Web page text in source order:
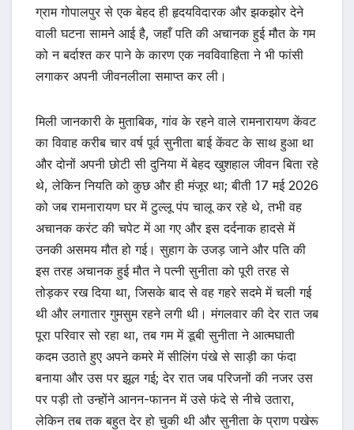
ग्राम गोपालपुर से एक बेहद ही हृदयविदारक और झकझोर देने
वाली घटना सामने आई है, जहाँ पति की अचानक हुई मौत के गम
को न बर्दाश्त कर पाने के कारण एक नवविवाहिता ने भी फांसी
लगाकर अपनी जीवनलीला समाप्त कर ली।
मिली जानकारी के मुताबिक, गांव के रहने वाले रामनारायण केंवट
का विवाह करीब चार वर्ष पूर्व सुनीता बाई केंवट के साथ हुआ था
और दोनों अपनी छोटी सी दुनिया में बेहद खुशहाल जीवन बिता रहे
थे, लेकिन नियति को कुछ और ही मंजूर था; बीती 17 मई 2026
को जब रामनारायण घर में टुल्लू पंप चालू कर रहे थे, तभी वह
अचानक करंट की चपेट में आ गए और इस दर्दनाक हादसे में
उनकी असमय मौत हो गई। सुहाग के उजड़ जाने और पति की
इस तरह अचानक हुई मौत ने पत्नी सुनीता को पूरी तरह से
तोड़कर रख दिया था, जिसके बाद से वह गहरे सदमे में चली गई
थी और लगातार गुमसुम रहने लगी थी। मंगलवार की देर रात जब
पूरा परिवार सो रहा था, तब गम में डूबी सुनीता ने आत्मघाती
कदम उठाते हुए अपने कमरे में सीलिंग पंखे से साड़ी का फंदा
बनाया और उस पर झूल गई; देर रात जब परिजनों की नजर उस
पर पड़ी तो उन्होंने आनन-फानन में उसे फंदे से नीचे उतारा,
लेकिन तब तक बहुत देर हो चुकी थी और सुनीता के प्राण पखेरू